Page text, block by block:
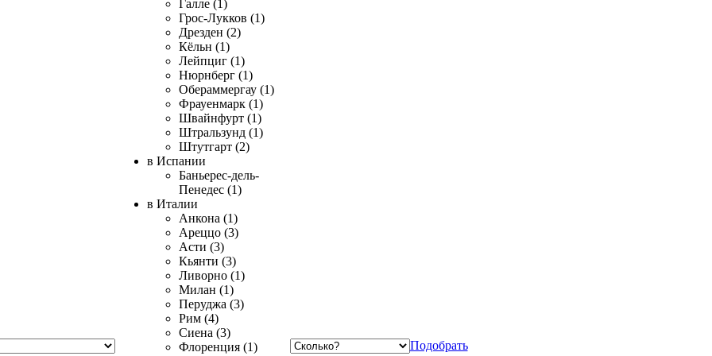
Галле (1)
Грос-Лукков (1)
Дрезден (2)
Кёльн (1)
Лейпциг (1)
Нюрнберг (1)
Обераммергау (1)
Фрауенмарк (1)
Швайнфурт (1)
Штральзунд (1)
Штутгарт (2)
в Испании
Баньерес-дель-
Пенедес (1)
в Италии
Анкона (1)
Ареццо (3)
Асти (3)
Кьянти (3)
Ливорно (1)
Милан (1)
Перуджа (3)
Рим (4)
Сиена (3)
Флоренция (1)
Подобрать